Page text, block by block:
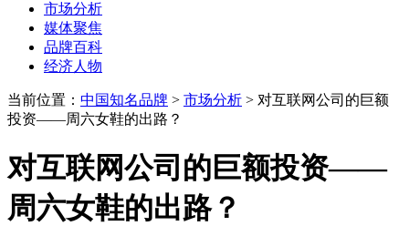
市场分析
媒体聚焦
品牌百科
经济人物
当前位置： 中国知名品牌 > 市场分析 > 对互联网公司的巨额
投资——周六女鞋的出路？
对互联网公司的巨额投资——
周六女鞋的出路？